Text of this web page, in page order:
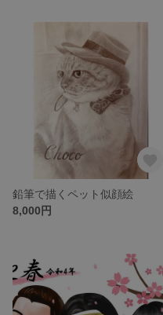
鉛筆で描くペット似顔絵
8,000円